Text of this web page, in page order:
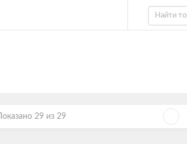
Показано 29 из 29